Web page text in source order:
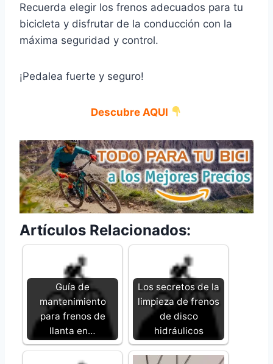
Recuerda elegir los frenos adecuados para tu
bicicleta y disfrutar de la conducción con la
máxima seguridad y control.
¡Pedalea fuerte y seguro!
Descubre AQUI
Artículos Relacionados:
Guía de
mantenimiento
para frenos de
llanta en…
Los secretos de la
limpieza de frenos
de disco
hidráulicos